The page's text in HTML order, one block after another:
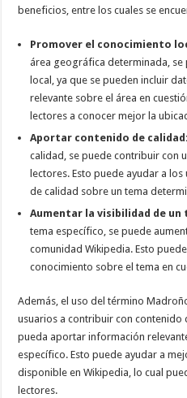
beneficios, entre los cuales se
Promover el conocimiento
área geográfica determinada,
local, ya que se pueden incluir
relevante sobre el área en
lectores a conocer mejor la
Aportar contenido de calidad:
calidad, se puede contribuir con
lectores. Esto puede ayudar a
de calidad sobre un tema
Aumentar la visibilidad de un
tema específico, se puede
comunidad Wikipedia. Esto
conocimiento sobre el tema en
Además, el uso del término
usuarios a contribuir con contenido
pueda aportar información
específico. Esto puede ayudar a
disponible en Wikipedia, lo cual
lectores.